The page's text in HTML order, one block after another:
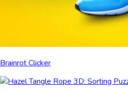
Brainrot Clicker